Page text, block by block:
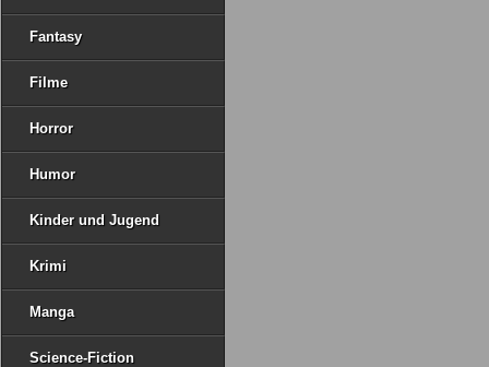
Fantasy
Filme
Horror
Humor
Kinder und Jugend
Krimi
Manga
Science-Fiction